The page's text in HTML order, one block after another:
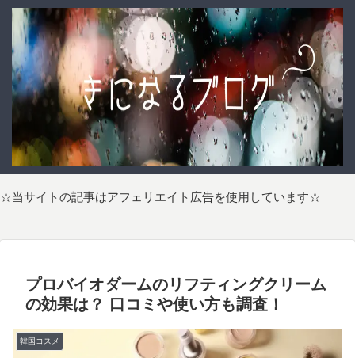
☆当サイトの記事はアフェリエイト広告を使用しています☆
プロバイオダームのリフティングクリーム
の効果は？ 口コミや使い方も調査！
韓国コスメ